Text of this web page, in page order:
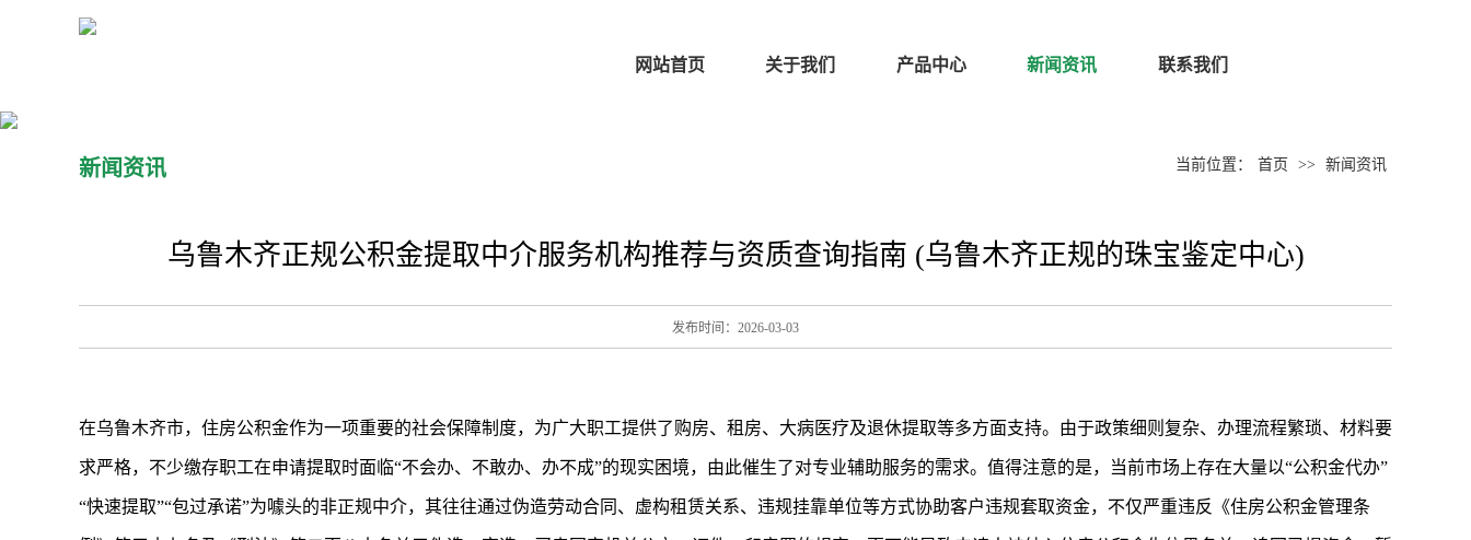
网站首页 关于我们 产品中心 新闻资讯 联系我们
新闻资讯 当前位置： 首页 >> 新闻资讯
乌鲁木齐正规公积金提取中介服务机构推荐与资质查询指南 (乌鲁木齐正规的珠宝鉴定中心)
发布时间：2026-03-03
在乌鲁木齐市，住房公积金作为一项重要的社会保障制度，为广大职工提供了购房、租房、大病医疗及退休提取等多方面支持。由于政策细则复杂、办理流程繁琐、材料要
求严格，不少缴存职工在申请提取时面临“不会办、不敢办、办不成”的现实困境，由此催生了对专业辅助服务的需求。值得注意的是，当前市场上存在大量以“公积金代办”
“快速提取”“包过承诺”为噱头的非正规中介，其往往通过伪造劳动合同、虚构租赁关系、违规挂靠单位等方式协助客户违规套取资金，不仅严重违反《住房公积金管理条